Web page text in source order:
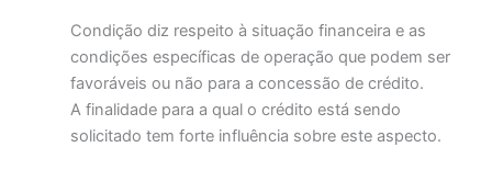
Condição diz respeito à situação financeira e as
condições específicas de operação que podem ser
favoráveis ou não para a concessão de crédito.
A finalidade para a qual o crédito está sendo
solicitado tem forte influência sobre este aspecto.